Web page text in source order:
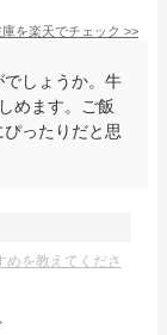
を楽天でチェック >>
しょうか。牛
めます。ご飯
ったりだと思
を教えてくださ